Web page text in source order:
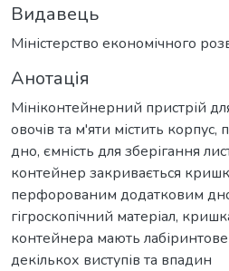
Видавець
Міністерство економічного
Анотація
Мініконтейнерний пристрій
овочів та м'яти містить
дно, ємність для зберігання
контейнер закривається
перфорованим додатковим
гігроскопічний матеріал,
контейнера мають
декількох виступів та впадин